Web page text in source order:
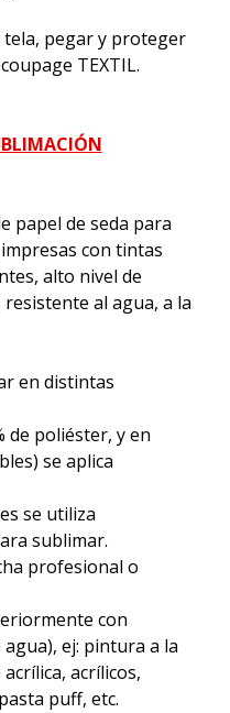
tela, pegar y proteger
TEXTIL.
papel de seda para
con tintas
alto nivel de
al agua, a la
en distintas
de poliéster, y en
se aplica
se utiliza
sublimar.
profesional o
con
ej: pintura a la
acrílicos,
puff, etc.